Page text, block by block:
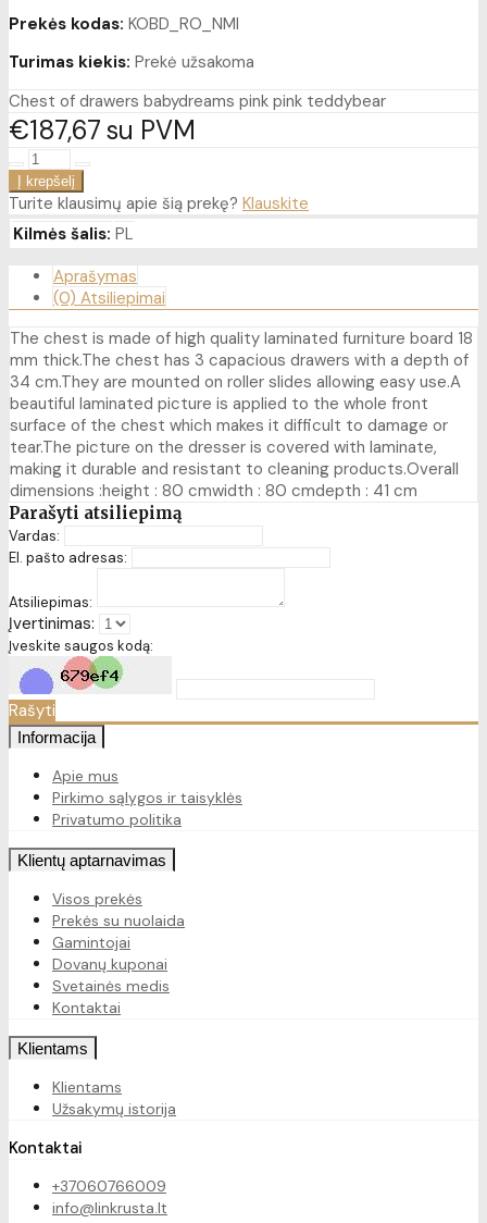
Prekės kodas: KOBD_RO_NMI
Turimas kiekis: Prekė užsakoma
Chest of drawers babydreams pink pink teddybear
€18767su PVM
Turite klausimų apie šią prekę? Klauskite
Kilmės šalis: PL
Aprašymas
(0) Atsiliepimai
The chest is made of high quality laminated furniture board 18
mm thick.The chest has 3 capacious drawers with a depth of
34 cm.They are mounted on roller slides allowing easy use.A
beautiful laminated picture is applied to the whole front
surface of the chest which makes it difficult to damage or
tear.The picture on the dresser is covered with laminate,
making it durable and resistant to cleaning products.Overall
dimensions :height : 80 cmwidth : 80 cmdepth : 41 cm
Parašyti atsiliepimą
Vardas:
El. pašto adresas:
Atsiliepimas:
Įvertinimas:
Įveskite saugos kodą:
Rašyti
Informacija
Apie mus
Pirkimo sąlygos ir taisyklės
Privatumo politika
Klientų aptarnavimas
Visos prekės
Prekės su nuolaida
Gamintojai
Dovanų kuponai
Svetainės medis
Kontaktai
Klientams
Klientams
Užsakymų istorija
Kontaktai
+37060766009
info@linkrusta.lt